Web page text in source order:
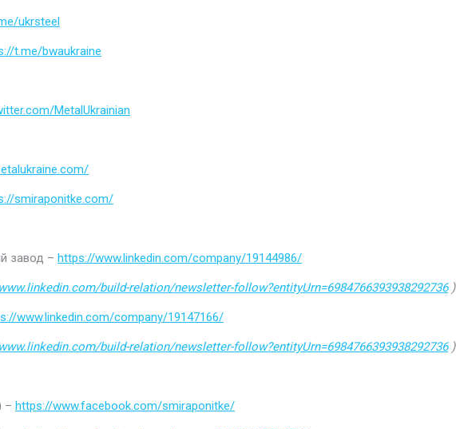
ukrsteel
t.me/bwaukraine
MetalUkrainian
smiraponitke.com/
завод – https://www.linkedin.com/company/19144986/
build-relation/newsletter-follow?entityUrn=6984766393938292736)
www.linkedin.com/company/19147166/
build-relation/newsletter-follow?entityUrn=6984766393938292736)
– https://www.facebook.com/smiraponitke/